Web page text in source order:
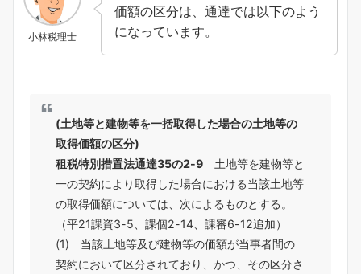
小林税理士
価額の区分は、通達では以下のよう
になっています。
(土地等と建物等を一括取得した場合の土地等の
取得価額の区分)
租税特別措置法通達35の2-9 土地等を建物等と
一の契約により取得した場合における当該土地等
の取得価額については、次によるものとする。
（平21課資3-5、課個2-14、課審6-12追加）
(1) 当該土地等及び建物等の価額が当事者間の
契約において区分されており、かつ、その区分さ